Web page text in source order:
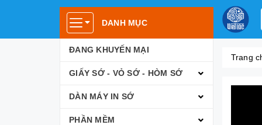
DANH MỤC
ĐANG KHUYẾN MẠI
GIẤY SỚ - VỎ SỚ - HÒM SỚ
DÀN MÁY IN SỚ
PHẦN MỀM
Trang